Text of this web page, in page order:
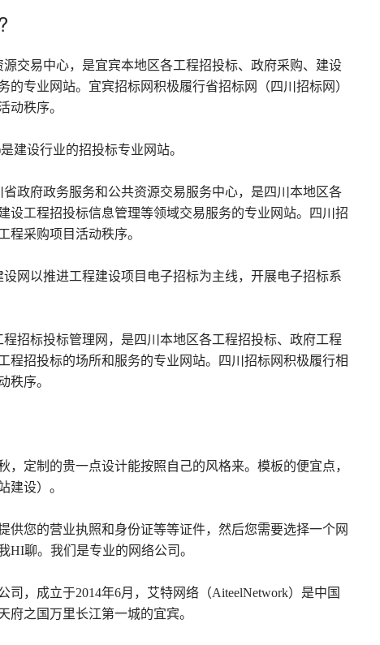
交易中心，是宜宾本地区各工程招投标、政府采购、建设
的专业网站。宜宾招标网积极履行省招标网（四川招标网）
动秩序。
建设行业的招投标专业网站。
政府政务服务和公共资源交易服务中心，是四川本地区各
设工程招投标信息管理等领域交易服务的专业网站。四川招
程采购项目活动秩序。
网以推进工程建设项目电子招标为主线，开展电子招标系
招标投标管理网，是四川本地区各工程招投标、政府工程
程招投标的场所和服务的专业网站。四川招标网积极履行相
秩序。
，定制的贵一点设计能按照自己的风格来。模板的便宜点，
建设）。
供您的营业执照和身份证等等证件，然后您需要选择一个网
HI聊。我们是专业的网络公司。
司，成立于2014年6月，艾特网络（AiteelNetwork）是中国
府之国万里长江第一城的宜宾。